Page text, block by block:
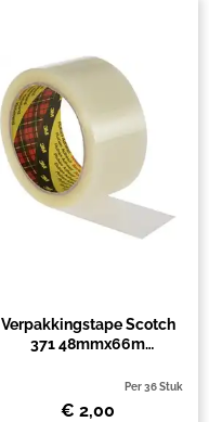
Verpakkingstape Scotch
371 48mmx66m
Per 36 Stuk
€ 2,00